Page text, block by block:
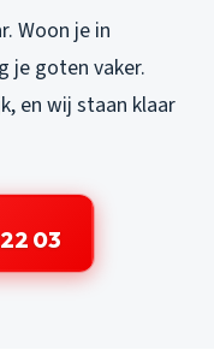
Woon je in
je goten vaker.
en wij staan klaar
03